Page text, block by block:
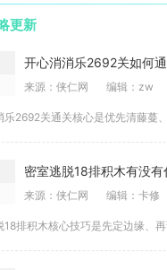
更新
开心消消乐2692关如何
来源：侠仁网 编辑：zw
乐2692关通关核心是优先清藤蔓
密室逃脱18排积木有没有
来源：侠仁网 编辑：卡修